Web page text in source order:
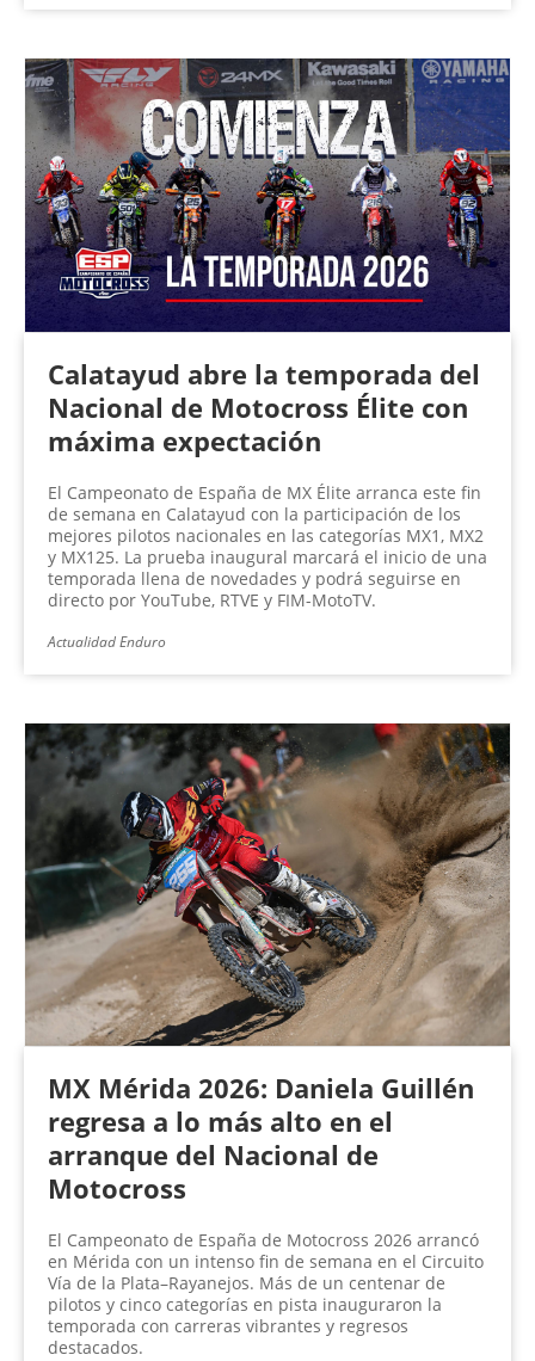
Calatayud abre la temporada del
Nacional de Motocross Élite con
máxima expectación
El Campeonato de España de MX Élite arranca este fin
de semana en Calatayud con la participación de los
mejores pilotos nacionales en las categorías MX1, MX2
y MX125. La prueba inaugural marcará el inicio de una
temporada llena de novedades y podrá seguirse en
directo por YouTube, RTVE y FIM-MotoTV.
Actualidad Enduro
MX Mérida 2026: Daniela Guillén
regresa a lo más alto en el
arranque del Nacional de
Motocross
El Campeonato de España de Motocross 2026 arrancó
en Mérida con un intenso fin de semana en el Circuito
Vía de la Plata–Rayanejos. Más de un centenar de
pilotos y cinco categorías en pista inauguraron la
temporada con carreras vibrantes y regresos
destacados.